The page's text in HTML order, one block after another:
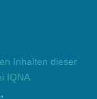
Inhalten dieser
IQNA